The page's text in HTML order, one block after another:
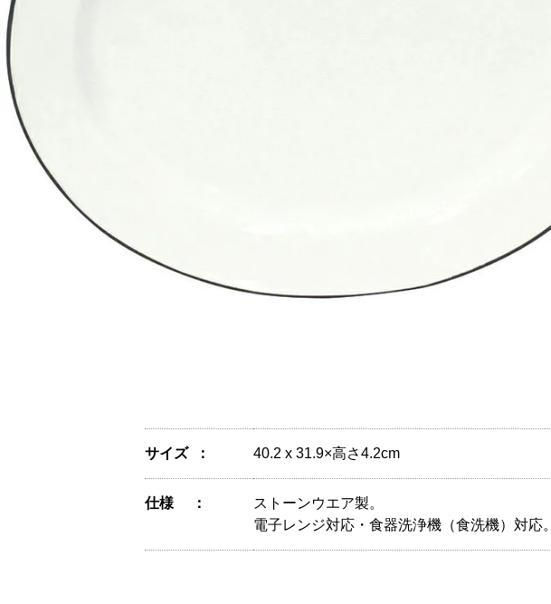
サイズ 40.2 x 31.9×高さ4.2cm
仕様
ストーンウエア製。
電子レンジ対応・食器洗浄機（食洗機）対応。